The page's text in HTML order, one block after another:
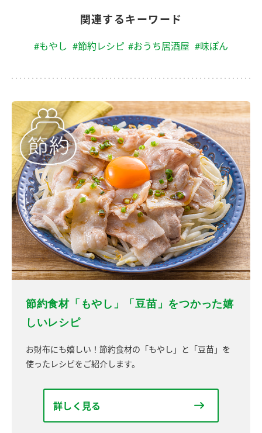
関連するキーワード
#もやし #節約レシピ #おうち居酒屋 #味ぽん
節約食材「もやし」「豆苗」をつかった嬉
しいレシピ
お財布にも嬉しい！節約食材の「もやし」と「豆苗」を
使ったレシピをご紹介します。
詳しく見る